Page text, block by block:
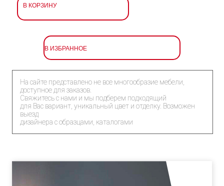
В КОРЗИНУ
В ИЗБРАННОЕ
На сайте представлено не все многообразие мебели,
доступное для заказов.
Свяжитесь с нами и мы подберем подходящий
для Вас вариант, уникальный цвет и отделку. Возможен
выезд
дизайнера с образцами, каталогами